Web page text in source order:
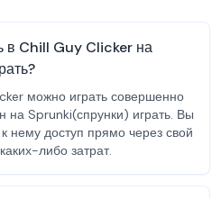
в Chill Guy Clicker на
можно играть совершенно
на Sprunki(спрунки) играть. Вы
нему доступ прямо через свой
либо затрат.